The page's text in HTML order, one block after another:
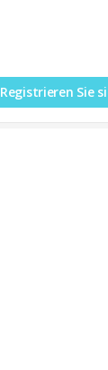
Registrieren Sie